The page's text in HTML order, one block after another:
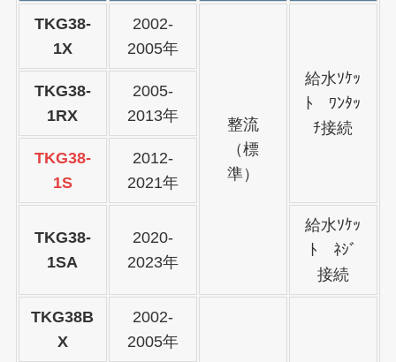
TKG38-
1X
2002-
2005年
整流
（標
準）
給水ｿｹｯ
ﾄ ﾜﾝﾀｯ
ﾁ接続
TKG38-
1RX
2005-
2013年
TKG38-
1S
2012-
2021年
TKG38-
1SA
2020-
2023年
給水ｿｹｯ
ﾄ ﾈｼﾞ
接続
TKG38B
X
2002-
2005年